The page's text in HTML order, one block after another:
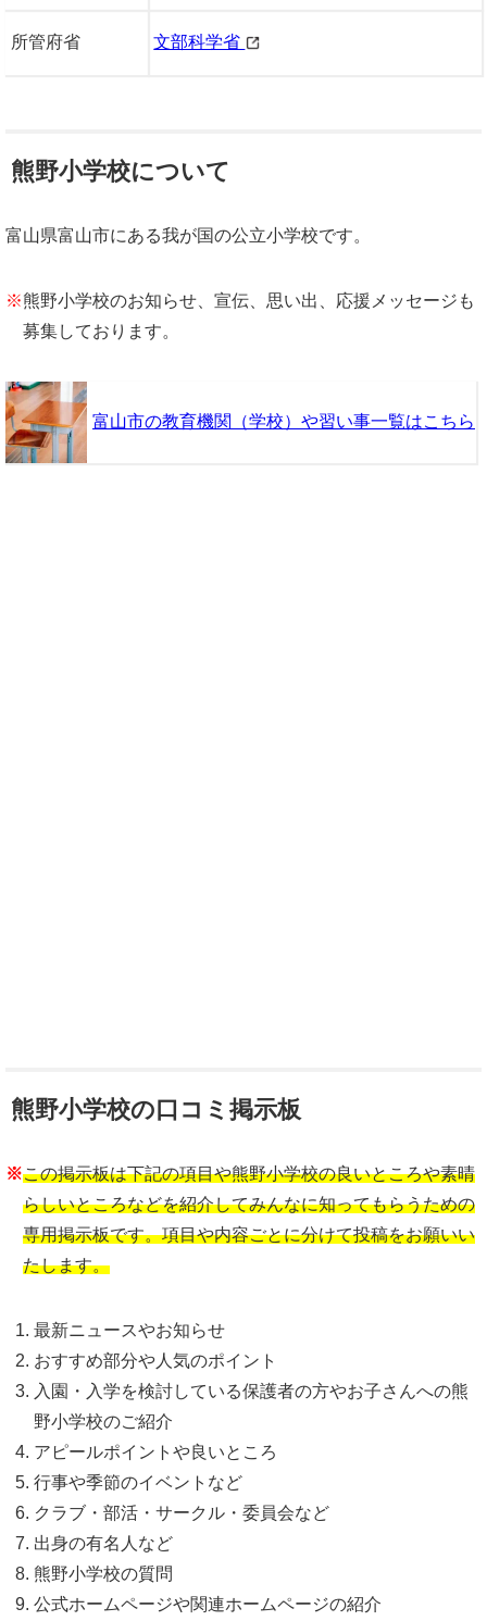
所管府省 文部科学省
熊野小学校について
富山県富山市にある我が国の公立小学校です。
※熊野小学校のお知らせ、宣伝、思い出、応援メッセージも
募集しております。
富山市の教育機関（学校）や習い事一覧はこちら
熊野小学校の口コミ掲示板
※この掲示板は下記の項目や熊野小学校の良いところや素晴
らしいところなどを紹介してみんなに知ってもらうための
専用掲示板です。項目や内容ごとに分けて投稿をお願いい
たします。
最新ニュースやお知らせ
おすすめ部分や人気のポイント
入園・入学を検討している保護者の方やお子さんへの熊
野小学校のご紹介
アピールポイントや良いところ
行事や季節のイベントなど
クラブ・部活・サークル・委員会など
出身の有名人など
熊野小学校の質問
公式ホームページや関連ホームページの紹介